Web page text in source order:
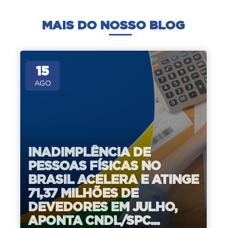
MAIS DO NOSSO BLOG
15
AGO
INADIMPLÊNCIA DE
PESSOAS FÍSICAS NO
BRASIL ACELERA E ATINGE
71,37 MILHÕES DE
DEVEDORES EM JULHO,
APONTA CNDL/SPC...